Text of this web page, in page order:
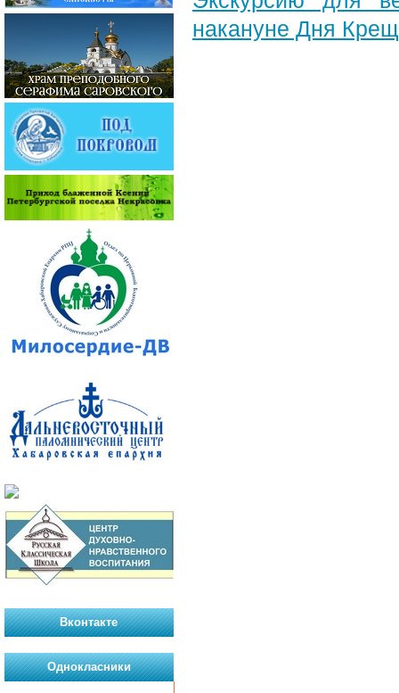
накануне Дня
Вконтакте
Однокласники